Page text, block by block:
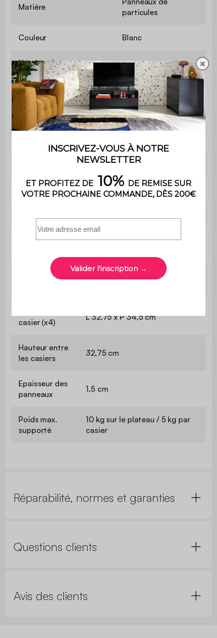
Matière
particules
Couleur Blanc
Nombre de
compartiments
Poids 13,3 kg
Poids max. supporté 30 kg
Intérieur
Usage Usage domestique uniquement
Le montage est très simple,
Dimensions
L 70 x P 35 x H 70 cm
casier (x4)
L 32,75 x P 34,5 cm
Hauteur entre
les casiers
32,75 cm
Epaisseur des
panneaux
1,5 cm
Poids max.
supporté
10 kg sur le plateau / 5 kg par
casier
Réparabilité, normes et garanties
Questions clients
Avis des clients
✖